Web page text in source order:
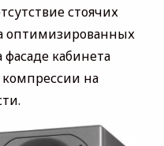
стоячих
оптимизированных
кабинета
на